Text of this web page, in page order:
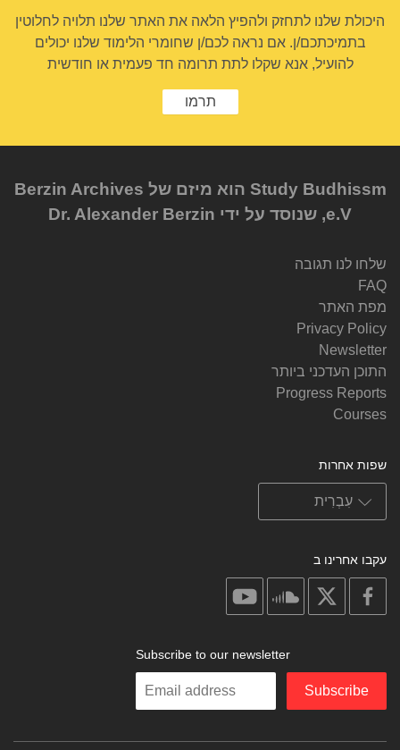
היכולת שלנו לתחזק ולהפיץ הלאה את האתר שלנו תלויה לחלוטין
בתמיכתכם/ן. אם נראה לכם/ן שחומרי הלימוד שלנו יכולים
להועיל, אנא שקלו לתת תרומה חד פעמית או חודשית
תרמו
Study Budhissm הוא מיזם של Berzin Archives
e.V, שנוסד על ידי Dr. Alexander Berzin
שלחו לנו תגובה
FAQ
מפת האתר
Privacy Policy
Newsletter
התוכן העדכני ביותר
Progress Reports
Courses
שפות אחרות
עקבו אחרינו ב
facebook
soundcloud
Subscribe to our newsletter
Enter
Subscribe